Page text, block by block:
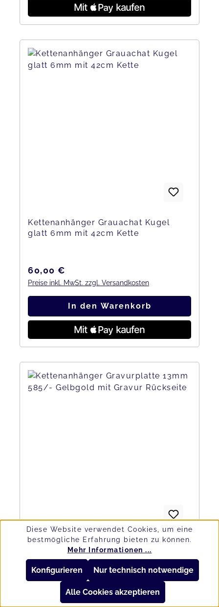
Kettenanhänger Grauachat Kugel
glatt 6mm mit 42cm Kette
Regulärer Preis:
60,00 €
Preise inkl. MwSt. zzgl. Versandkosten
In den Warenkorb
Kettenanhänger Gravurplatte 13mm
585/- Gelbgold mit Gravur Rückseite
Regulärer Preis:
309,00 €
Preise inkl. MwSt. zzgl. Versandkosten
Diese Website verwendet Cookies, um eine
bestmögliche Erfahrung bieten zu können.
Mehr Informationen ...
Nur technisch notwendige
Konfigurieren
Alle Cookies akzeptieren